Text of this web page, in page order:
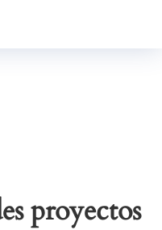
proyectos